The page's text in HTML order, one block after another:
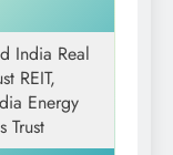
India Real
REIT,
Energy
Trust